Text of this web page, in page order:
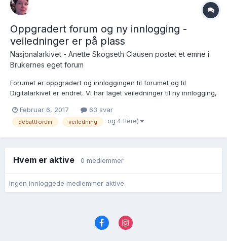
Oppgradert forum og ny innlogging -
veiledninger er på plass
Nasjonalarkivet - Anette Skogseth Clausen postet et emne i
Brukernes eget forum
Forumet er oppgradert og innloggingen til forumet og til
Digitalarkivet er endret. Vi har laget veiledninger til ny innlogging,
finnes under hjelpesidene i Digitalarkivet:
https://www.digitalarkivet.no/content/219/brukarkonto-
Februar 6, 2017 63 svar
debattforum veiledning og 4 flere)
Hvem er aktive 0 medlemmer
Ingen innloggede medlemmer aktive